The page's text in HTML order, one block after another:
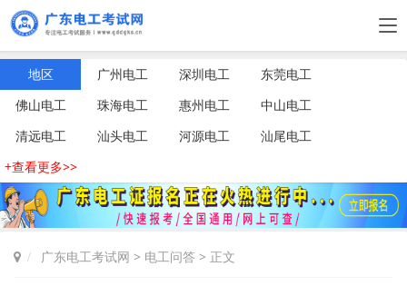
地区 广州电工 深圳电工
东莞电工
佛山电工
珠海电工 惠州电工
中山电工
清远电工
汕头电工 河源电工
汕尾电工
+查看更多>>
广东电工考试网 > 电工问答 > 正文